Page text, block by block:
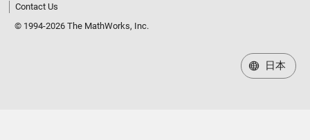
Contact Us
© 1994-2026 The MathWorks, Inc.
日本